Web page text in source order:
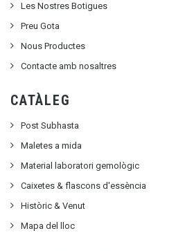
Les Nostres Botigues
Preu Gota
Nous Productes
Contacte amb nosaltres
CATÀLEG
Post Subhasta
Maletes a mida
Material laboratori gemològic
Caixetes & flascons d'essència
Històric & Venut
Mapa del lloc